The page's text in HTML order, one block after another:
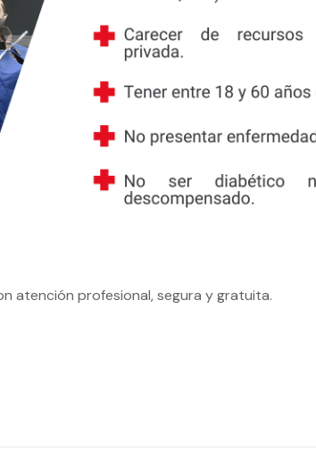
atención profesional, segura y gratuita.